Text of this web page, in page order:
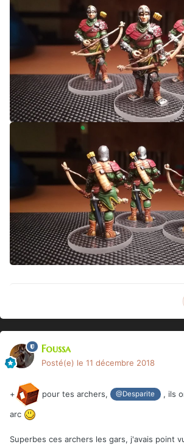
Foussa
Posté(e) le 11 décembre 2018
+ pour tes archers, @Desparite , ils
arc
Superbes ces archers les gars, j'avais point